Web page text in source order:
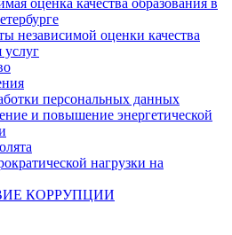
оценка качества образования в
независимой оценки качества
услуг
персональных данных
и повышение энергетической
нагрузки на
КОРРУПЦИИ